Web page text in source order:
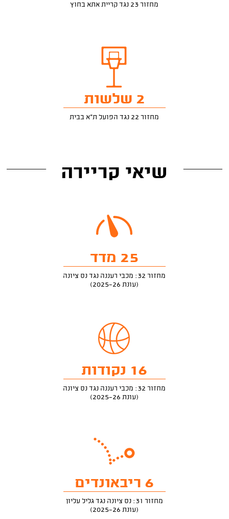
מחזור 23 נגד קריית אתא בחוץ
2 שלשות
מחזור 22 נגד הפועל ת"א בבית
שיאי קריירה
25 מדד
מחזור 32: מכבי רעננה נגד נס ציונה
(עונת 2025-26)
16 נקודות
מחזור 32: מכבי רעננה נגד נס ציונה
(עונת 2025-26)
6 ריבאונדים
מחזור 31: נס ציונה נגד גליל עליון
(עונת 2025-26)